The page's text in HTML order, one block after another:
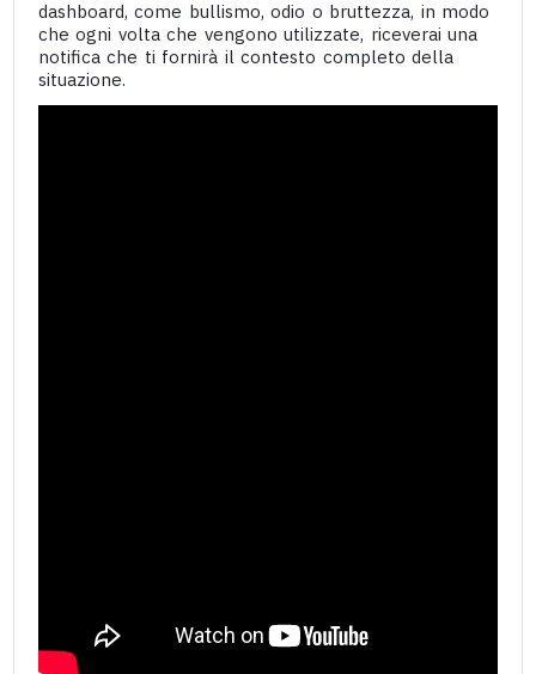
dashboard, come bullismo, odio o bruttezza, in modo
che ogni volta che vengono utilizzate, riceverai una
notifica che ti fornirà il contesto completo della
situazione.